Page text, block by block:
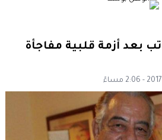
بعد أزمة قلبية مفاجأة